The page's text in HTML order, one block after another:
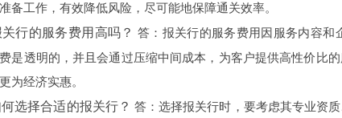
备工作，有效降低风险，尽可能地保障通关效率。
行的服务费用高吗？ 答：报关行的服务费用因服务内容和
是透明的，并且会通过压缩中间成本，为客户提供高性价比
为经济实惠。
选择合适的报关行？ 答：选择报关行时，要考虑其专业资